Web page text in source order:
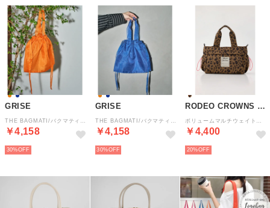
GRISE
￥4,158
30%
GRISE
￥4,158
30%
RODEO CROWNS WIDE BOWL
￥4,400
20%